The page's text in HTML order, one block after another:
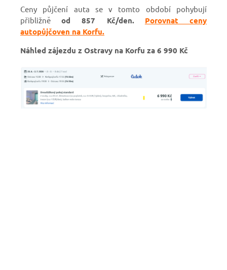
Ceny půjčení auta se v tomto období pohybují
přibližněod 857 Kč/den.
Porovnat ceny
autopůjčoven na Korfu.
Náhled zájezdu z Ostravy na Korfu za 6 990 Kč